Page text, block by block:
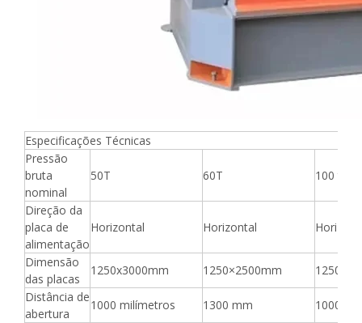
Especificações Técnicas
Pressão
bruta
nominal
50T 60T 100
Direção da
placa de
alimentação
Horizontal Horizontal
Dimensão
das placas
1250x3000mm 1250×2500mm
Distância de
abertura
1000 milímetros 1300 mm
1000